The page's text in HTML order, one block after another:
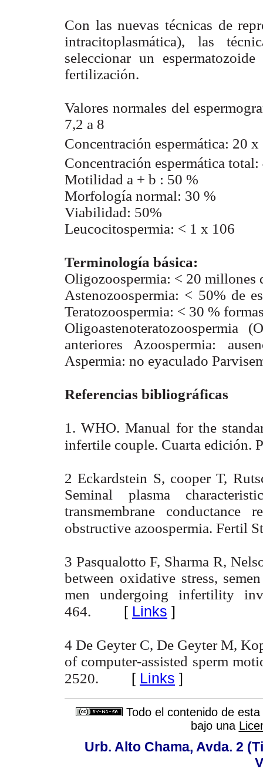
Con las nuevas técnicas de
intracitoplasmática), las
seleccionar un
fertilización.
Valores normales del
7,2 a 8
Concentración espermática: 20 x
Concentración espermática
Motilidad a + b : 50 %
Morfología normal: 30 %
Viabilidad: 50%
Leucocitospermia: < 1 x 106
Terminología básica:
Oligozoospermia: < 20 millones
Astenozoospermia: < 50% de
Teratozoospermia: < 30 %
Oligoastenoteratozoospermia
anteriores Azoospermia:
Aspermia: no eyaculado
Referencias bibliográficas
1. WHO. Manual for the
infertile couple. Cuarta edición.
2 Eckardstein S, cooper T,
Seminal plasma
transmembrane
obstructive azoospermia. Fertil
3 Pasqualotto F, Sharma R,
between oxidative stress,
men undergoing infertility
464. [ Links ]
4 De Geyter C, De Geyter M,
of computer-assisted sperm
2520. [ Links ]
Todo el contenido de
bajo una
Urb. Alto Chama, Avda. 2